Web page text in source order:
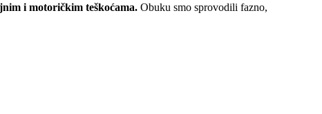
i motoričkim teškoćama. Obuku smo sprovodili fazno,